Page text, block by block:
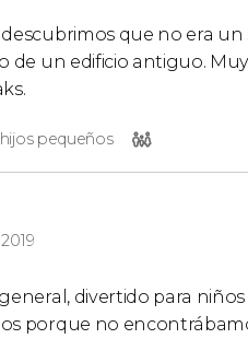
descubrimos que no era
de un edificio antiguo.
pequeños
divertido para
porque no